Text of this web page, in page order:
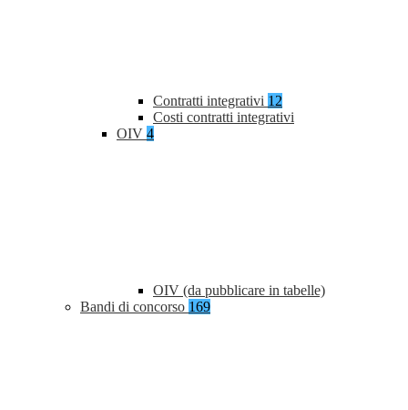
Contratti integrativi 12
Costi contratti integrativi
OIV 4
OIV (da pubblicare in tabelle)
Bandi di concorso 169